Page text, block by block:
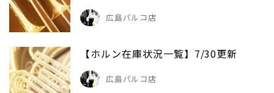
広島パルコ店
【ホルン在庫状況一覧】7/30更新
広島パルコ店